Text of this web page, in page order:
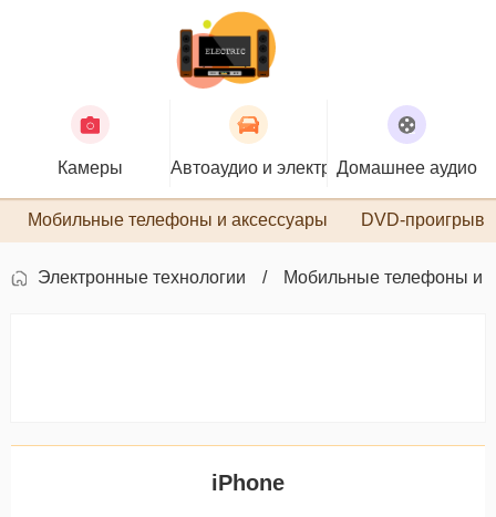
Камеры Автоаудио и электроникаДомашнее аудио
Мобильные телефоны и аксессуары DVD-
Электронные технологии Мобильные телефоны и
iPhone